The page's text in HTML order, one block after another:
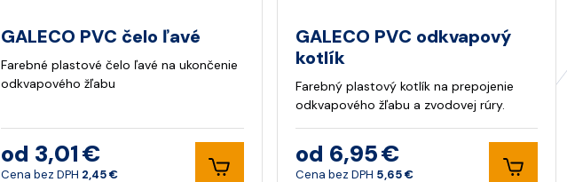
GALECO PVC čelo ľavé
Farebné plastové čelo ľavé na ukončenie
odkvapového žľabu
od 3,01 €
Cena bez DPH 2,45 €
GALECO PVC odkvapový
kotlík
Farebný plastový kotlík na prepojenie
odkvapového žľabu a zvodovej rúry.
od 6,95 €
Cena bez DPH 5,65 €